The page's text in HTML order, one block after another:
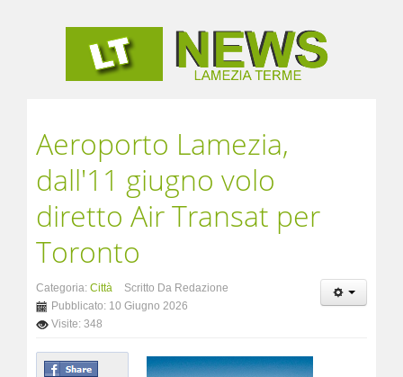
Aeroporto Lamezia,
dall'11 giugno volo
diretto Air Transat per
Toronto
Categoria:Città
Scritto Da Redazione
Pubblicato: 10 Giugno 2026
Visite: 348